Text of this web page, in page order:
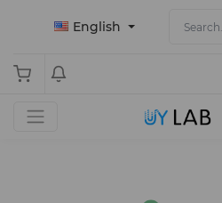
English